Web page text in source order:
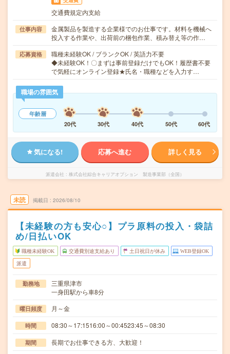
交通費規定内支給
仕事内容
金属製品を製造する企業様でのお仕事です。材料を機械へ
投入する作業や、出荷前の梱包作業、積み替え等の作…
応募資格
職種未経験OK / ブランクOK / 英語力不要
◆未経験OK！〇まずは事前登録だけでもOK！履歴書不要
で気軽にオンライン登録★氏名・職種などを入力す…
職場の雰囲気
年齢層
20代
30代 40代 50代 60代
気になる! 応募へ進む 詳しく見る
派遣会社 株式会社綜合キャリアオプション 製造事業部（全国）
未読 掲載日 2026/08/10
【未経験の方も安心○】プラ原料の投入・袋詰
め/日払いOK
職種未経験OK 交通費別途支給あり 土日祝日が休み WEB登録OK
派遣
勤務地
三重県津市
一身田駅から車8分
曜日頻度 月～金
時間 08:30～17:1516:00～00:4523:45～08:30
期間 長期でお仕事できる方、大歓迎！